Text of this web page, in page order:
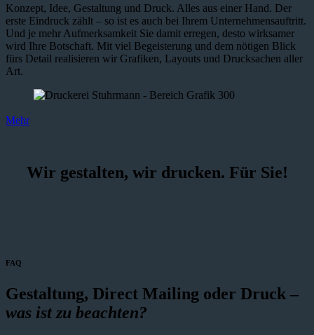
Konzept, Idee, Gestaltung und Druck. Alles aus einer Hand. Der
erste Eindruck zählt – so ist es auch bei Ihrem Unternehmensauftritt.
Und je mehr Aufmerksamkeit Sie damit erregen, desto wirksamer
wird Ihre Botschaft. Mit viel Begeisterung und dem nötigen Blick
fürs Detail realisieren wir Grafiken, Layouts und Drucksachen aller
Art.
Mehr
Wir gestalten, wir drucken. Für Sie!
FAQ
Gestaltung, Direct Mailing oder Druck –
was ist zu beachten?